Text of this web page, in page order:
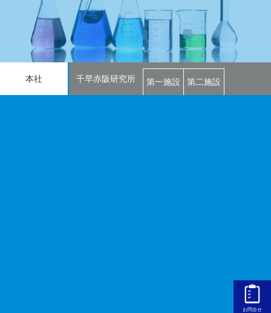
お問合せ
本社 千早赤阪研究所 第一施設 第二施設